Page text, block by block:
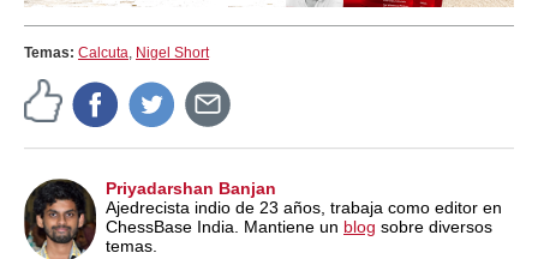
Temas: Calcuta, Nigel Short
Priyadarshan Banjan
Ajedrecista indio de 23 años, trabaja como editor en
ChessBase India. Mantiene un blog sobre diversos
temas.